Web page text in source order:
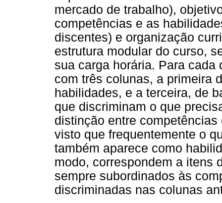
mercado de trabalho),
competências e as
discentes) e organização
estrutura modular do curso,
sua carga horária. Para
com três colunas, a primeira
habilidades, e a terceira, de
que discriminam o que
distinção entre
visto que frequentemente o
também aparece como
modo, correspondem a itens
sempre subordinados às
discriminadas nas colunas